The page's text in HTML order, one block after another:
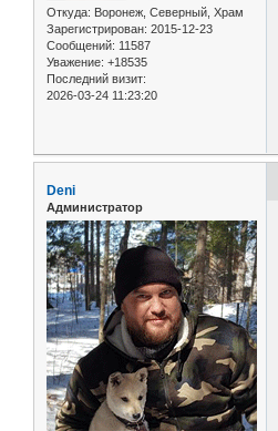
Откуда: Воронеж, Северный, Храм
Зарегистрирован: 2015-12-23
Сообщений: 11587
Уважение: +18535
Последний визит:
2026-03-24 11:23:20
Deni
Администратор